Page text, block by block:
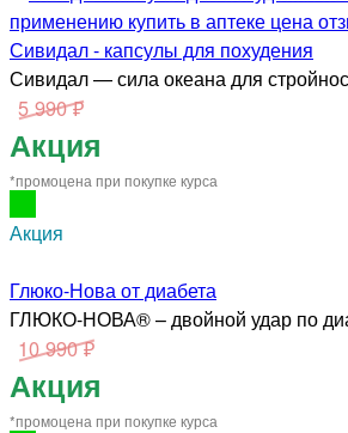
Сивидал - капсулы для похудения
Сивидал — сила океана для
5 990 ₽
Акция
*промоцена при покупке курса
Акция
Глюко-Нова от диабета
ГЛЮКО-НОВА® – двойной удар по
10 990 ₽
Акция
*промоцена при покупке курса